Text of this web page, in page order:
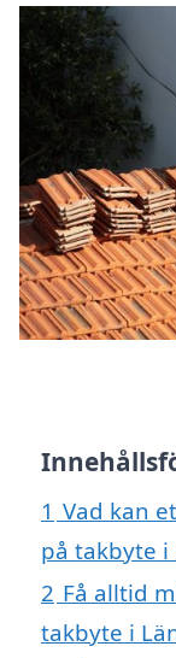
1 Vad kan
på takbyte i
2 Få alltid
takbyte i